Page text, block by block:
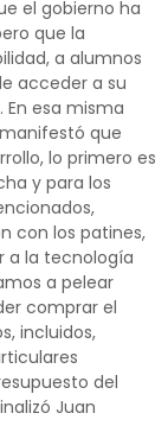
el gobierno ha
que la
a alumnos
acceder a su
esa misma
que
lo primero es
y para los
con los patines,
a la tecnología
a pelear
comprar el
incluidos,
del
Juan